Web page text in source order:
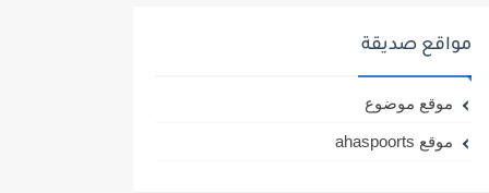
مواقع صديقة
موقع موضوع
موقع ahaspoorts